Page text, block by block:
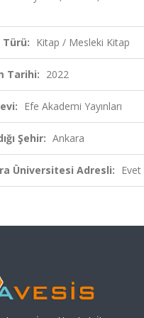
Türü: Kitap / Mesleki Kitap
Tarihi: 2022
Efe Akademi Yayınları
Şehir: Ankara
Üniversitesi Adresli: Evet